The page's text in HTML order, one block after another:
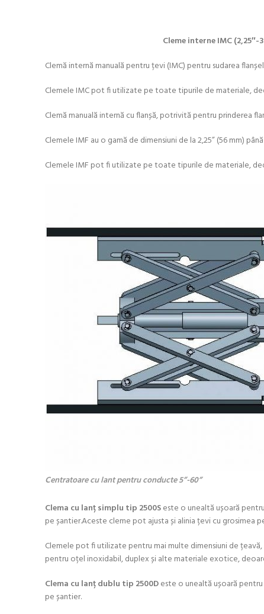
Cleme interne IMC (2,25″-
Clemă internă manuală pentru țevi (IMC) pentru sudarea
Clemele IMC pot fi utilizate pe toate tipurile de materiale,
Clemă manuală internă cu flanșă, potrivită pentru prinderea
Clemele IMF au o gamă de dimensiuni de la 2,25” (56 mm)
Clemele IMF pot fi utilizate pe toate tipurile de materiale,
Centratoare cu lant pentru conducte 5”-60”
Clema cu lanț simplu tip 2500Seste o unealtă ușoară
pe șantier.Aceste cleme pot ajusta și alinia țevi cu grosimea
Clemele pot fi utilizate pentru mai multe dimensiuni de
pentru oțel inoxidabil, duplex și alte materiale exotice,
Clema cu lanț dublu tip 2500Deste o unealtă ușoară
pe șantier.